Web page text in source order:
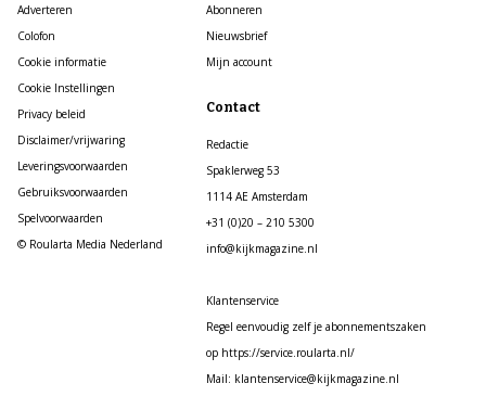
Adverteren
Colofon
Cookie informatie
Cookie Instellingen
Privacy beleid
Disclaimer/vrijwaring
Leveringsvoorwaarden
Gebruiksvoorwaarden
Spelvoorwaarden
© Roularta Media Nederland
Abonneren
Nieuwsbrief
Mijn account
Contact
Redactie
Spaklerweg 53
1114 AE Amsterdam
+31 (0)20 – 210 5300
info@kijkmagazine.nl
Klantenservice
Regel eenvoudig zelf je abonnementszaken
op https://service.roularta.nl/
Mail: klantenservice@kijkmagazine.nl